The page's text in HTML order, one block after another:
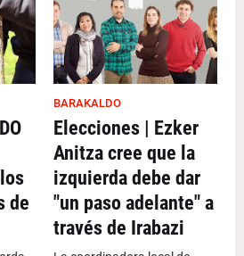
de
BARAKALDO
Elecciones | Ezker
Anitza cree que la
izquierda debe dar
"un paso adelante" a
través de Irabazi